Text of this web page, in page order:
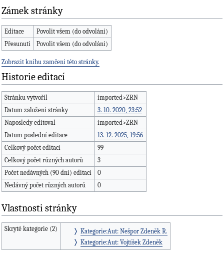
Zámek stránky
Editace
Povolit všem (do odvolání)
Přesunutí
Povolit všem (do odvolání)
Zobrazit knihu zamčení této stránky.
Historie editací
Stránku vytvořil
imported>ZRN
Datum založení stránky
3. 10. 2020, 23:52
Naposledy editoval
imported>ZRN
Datum poslední editace
13. 12. 2025, 19:56
Celkový počet editací
99
Celkový počet různých autorů
3
Počet nedávných (90 dní) editací
0
Nedávný počet různých autorů
0
Vlastnosti stránky
Skryté kategorie (2)
Kategorie:Aut: Nešpor Zdeněk R.
Kategorie:Aut: Vojtíšek Zdeněk